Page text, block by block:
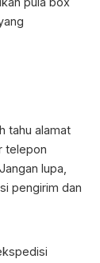
tahu alamat
telepon
lupa,
pengirim dan